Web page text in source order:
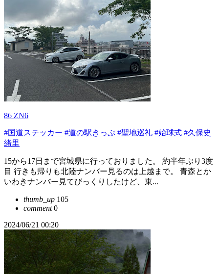
86 ZN6
#国道ステッカー #道の駅きっぷ #聖地巡礼 #始球式 #久保史
緒里
15から17日まで宮城県に行っておりました。 約半年ぶり3度
目 行きも帰りも北陸ナンバー見るのは上越まで。 青森とか
いわきナンバー見てびっくりしたけど、東...
thumb_up 105
comment0
2024/06/21 00:20